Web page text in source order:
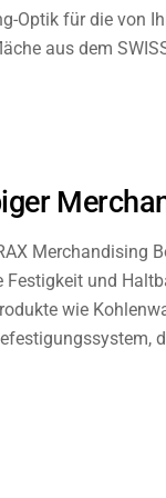
Optik für die von
aus dem
Merchandising
und
wie